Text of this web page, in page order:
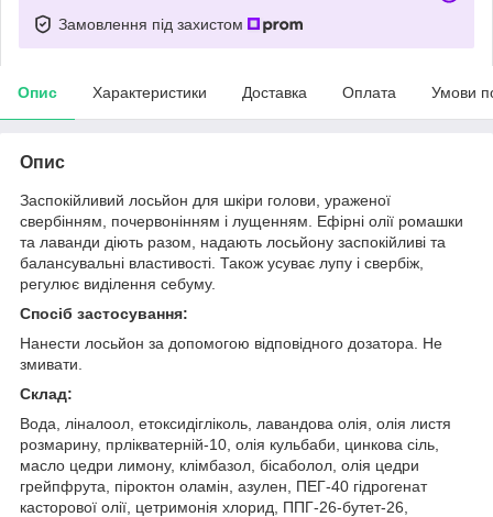
Замовлення під захистом
Опис Характеристики Доставка Оплата Умови
Опис
Заспокійливий лосьйон для шкіри голови, ураженої
свербінням, почервонінням і лущенням. Ефірні олії ромашки
та лаванди діють разом, надають лосьйону заспокійливі та
балансувальні властивості. Також усуває лупу і свербіж,
регулює виділення себуму.
Спосіб застосування:
Нанести лосьйон за допомогою відповідного дозатора. Не
змивати.
Склад:
Вода, ліналоол, етоксидігліколь, лавандова олія, олія листя
розмарину, прлікватерній-10, олія кульбаби, цинкова сіль,
масло цедри лимону, клімбазол, бісаболол, олія цедри
грейпфрута, піроктон оламін, азулен, ПЕГ-40 гідрогенат
касторової олії, цетримонія хлорид, ППГ-26-бутет-26,